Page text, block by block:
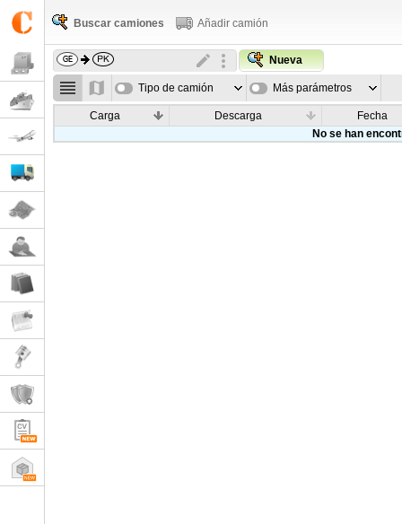
Buscar camiones Añadir camión
Nueva
Tipo de camión Más parámetros
Carga Descarga
Fecha
No se han